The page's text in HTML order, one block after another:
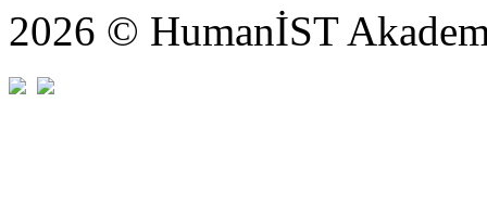
2026 © HumanİST